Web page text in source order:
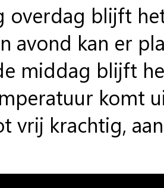
overdag blijft
avond kan er
middag blijft
komt
vrij krachtig,